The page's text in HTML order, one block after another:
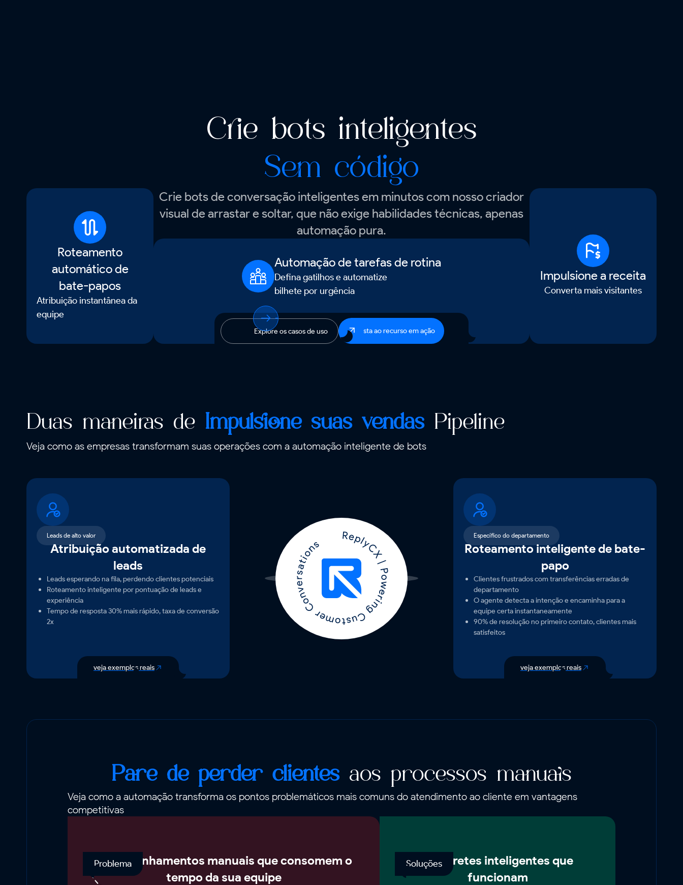
Crie bots inteligentes
Sem código
Roteamento
automático de
bate-papos
Atribuição instantânea da
equipe
Crie bots de conversação inteligentes em minutos com nosso criador
visual de arrastar e soltar, que não exige habilidades técnicas, apenas
automação pura.
Automação de tarefas de rotina
Defina gatilhos e automatize
bilhete por urgência
Explore os casos de uso Assista ao recurso em ação
Impulsione a receita
Converta mais visitantes
Duas maneiras de Impulsione suas vendasPipeline
Veja como as empresas transformam suas operações com a automação inteligente de bots
Leads de alto valor
Atribuição automatizada de
leads
Leads esperando na fila, perdendo clientes potenciais
Roteamento inteligente por pontuação de leads e
experiência
Tempo de resposta 30% mais rápido, taxa de conversão
2x
veja exemplos reais
Específico do departamento
Roteamento inteligente de bate-
papo
Clientes frustrados com transferências erradas de
departamento
O agente detecta a intenção e encaminha para a
equipe certa instantaneamente
90% de resolução no primeiro contato, clientes mais
satisfeitos
veja exemplos reais
Pare de perder clientesaos processos manuais
Veja como a automação transforma os pontos problemáticos mais comuns do atendimento ao cliente em vantagens
competitivas
Acompanhamentos manuais que consomem o
tempo da sua equipe
Problema
Lembretes inteligentes que
funcionam
Soluções